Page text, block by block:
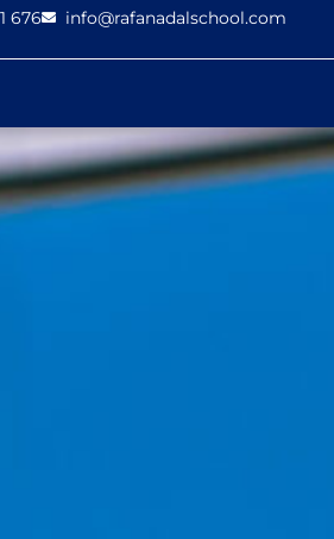
676 info@rafanadalschool.com